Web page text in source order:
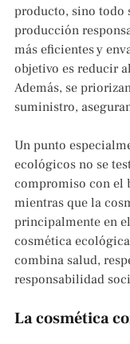
producto, sino todo
producción
más eficientes y
objetivo es reducir
Además, se
suministro,
Un punto
ecológicos no se
compromiso con el
mientras que la
principalmente en
cosmética
combina salud,
responsabilidad
La cosmética